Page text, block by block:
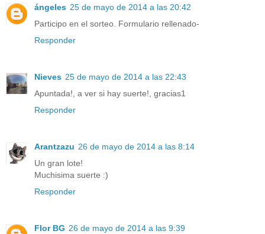
ángeles 25 de mayo de 2014 a las 20:42
Participo en el sorteo. Formulario rellenado-
Responder
Nieves 25 de mayo de 2014 a las 22:43
Apuntada!, a ver si hay suerte!, gracias1
Responder
Arantzazu 26 de mayo de 2014 a las 8:14
Un gran lote!
Muchisima suerte :)
Responder
Flor BG 26 de mayo de 2014 a las 9:39